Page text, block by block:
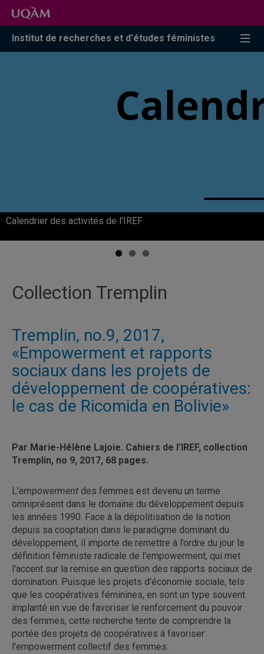
Accéder
recherche
Accéder
menu
pricipal
Accéder
zone
Institut de recherches et d'études féministes
Calendrier des activités de l'IREF
Offres d'emplois en études féministes
BiblioFEM* : Portail bibliographique des références en
études féministes
Collection Tremplin
Tremplin, no.9, 2017,
«Empowerment et rapports
sociaux dans les projets de
développement de coopératives:
le cas de Ricomida en Bolivie»
Par Marie-Hélène Lajoie. Cahiers de l’IREF, collection
Tremplin, no 9, 2017, 68 pages.
L'empowerment des femmes est devenu un terme
omniprésent dans le domaine du développement depuis
les années 1990. Face à la dépolitisation de la notion
depuis sa cooptation dans le paradigme dominant du
développement, il importe de remettre à l’ordre du jour la
définition féministe radicale de l'empowerment, qui met
l'accent sur la remise en question des rapports sociaux de
domination. Puisque les projets d'économie sociale, tels
que les coopératives féminines, en sont un type souvent
implanté en vue de favoriser le renforcement du pouvoir
des femmes, cette recherche tente de comprendre la
portée des projets de coopératives à favoriser
l'empowerment collectif des femmes.